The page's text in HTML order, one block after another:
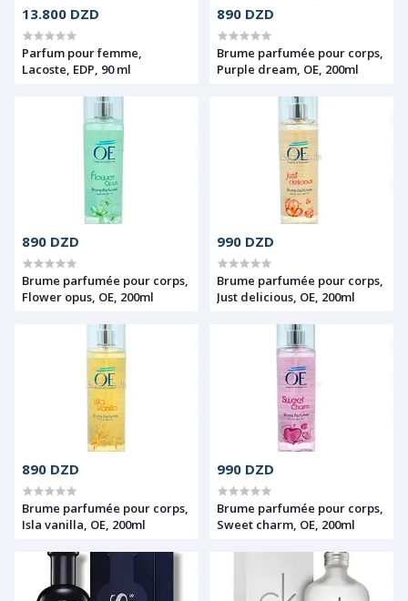
13.800 DZD
Parfum pour femme,
Lacoste, EDP, 90 ml
890 DZD
Brume parfumée pour corps,
Purple dream, OE, 200ml
890 DZD
Brume parfumée pour corps,
Flower opus, OE, 200ml
990 DZD
Brume parfumée pour corps,
Just delicious, OE, 200ml
890 DZD
Brume parfumée pour corps,
Isla vanilla, OE, 200ml
990 DZD
Brume parfumée pour corps,
Sweet charm, OE, 200ml